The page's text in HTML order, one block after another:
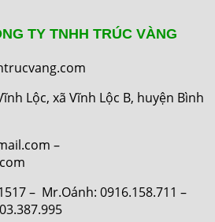
TY TNHH TRÚC VÀNG
Lộc, xã Vĩnh Lộc B, huyện Bình
–
– Mr.Oánh: 0916.158.711 –